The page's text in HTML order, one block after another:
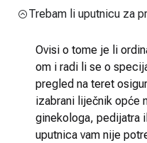
Trebam li uputnicu za
Ovisi o tome je li
om i radi li se o
pregled na teret
izabrani liječnik opće
ginekologa, pedijatra
uputnica vam nije